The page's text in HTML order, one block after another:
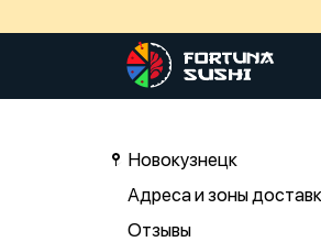
Новокузнецк
Адреса и зоны
Отзывы